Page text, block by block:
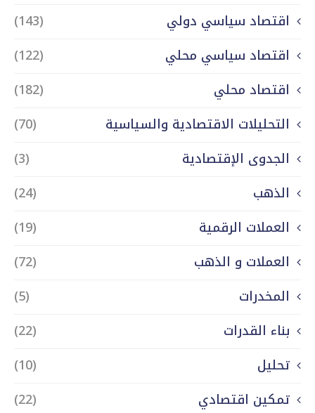
اقتصاد سياسي دولي
(143)
اقتصاد سياسي محلي
(122)
اقتصاد محلي
(182)
التحليلات الاقتصادية والسياسية
(70)
الجدوى الإقتصادية
(3)
الذهب
(24)
العملات الرقمية
(19)
العملات و الذهب
(72)
المخدرات
(5)
بناء القدرات
(22)
تحليل
(10)
تمكين اقتصادي
(22)